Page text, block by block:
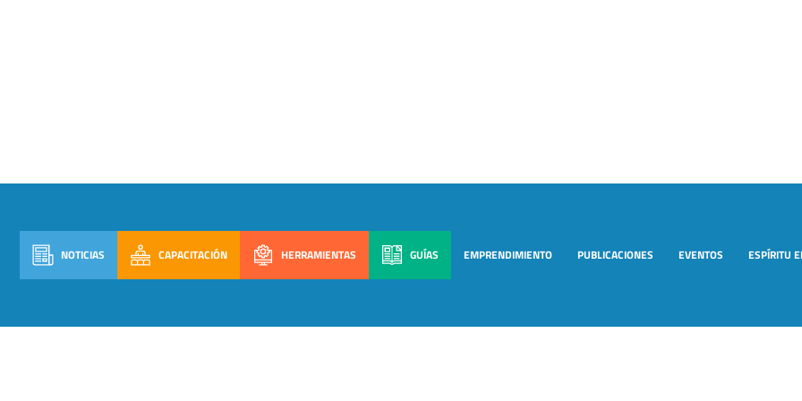
NOTICIAS CAPACITACIÓN HERRAMIENTAS GUÍAS EMPRENDIMIENTO PUBLICACIONES EVENTOS ESPÍRITU